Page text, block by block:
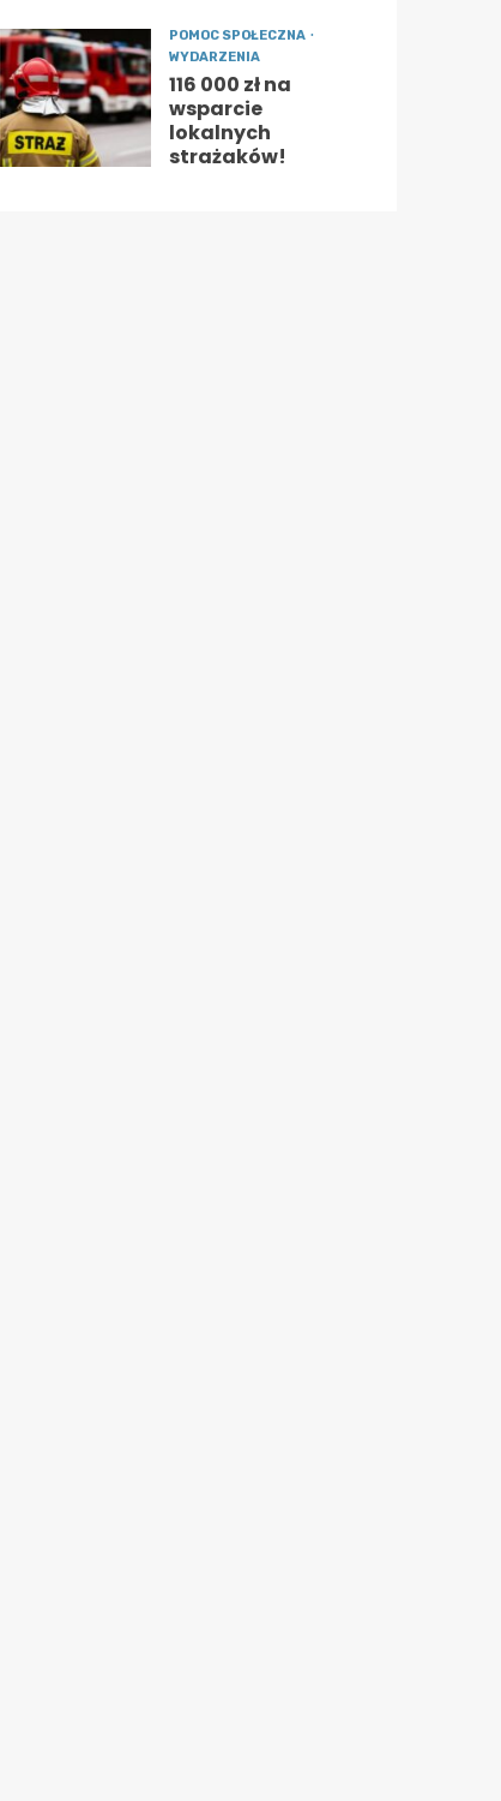
POMOC SPOŁECZNA
WYDARZENIA
116 000 zł na
wsparcie
lokalnych
strażaków!